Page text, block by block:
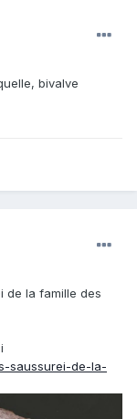
bivalve
de la famille des
saussurei-de-la-